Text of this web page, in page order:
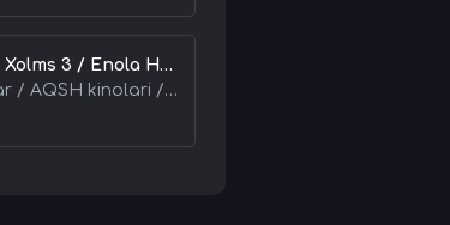
Enola Xolms 3 / Enola Holms 3 2026 HD Uzbek tilida Tarjima kino tas-ix skachat
Kinolar / AQSH kinolari / Tarjima kinolar